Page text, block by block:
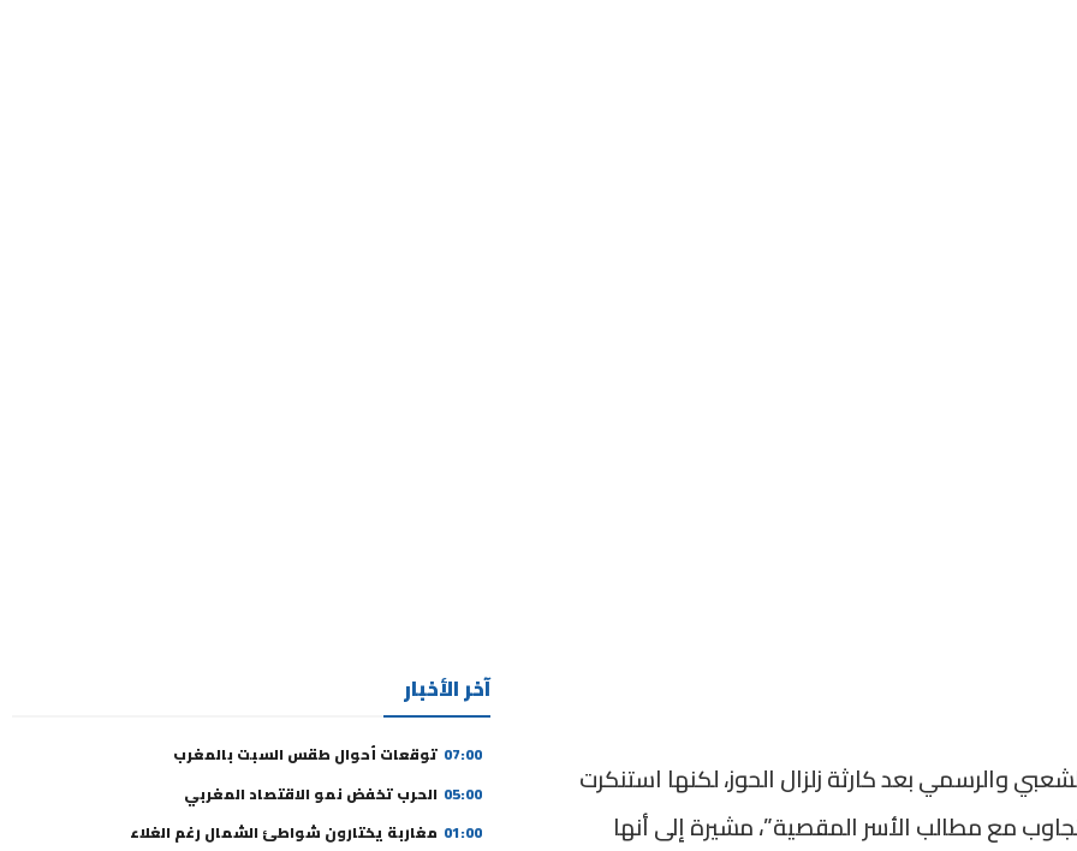
والرسمي بعد كارثة زلزال الحوز، لكنها استنكرت
مع مطالب الأسر المقصية”، مشيرة إلى أنها
آخر الأخبار
07:00 توقعات أحوال طقس السبت بالمغرب
05:00 الحرب تخفض نمو الاقتصاد المغربي
01:00 مغاربة يختارون شواطئ الشمال رغم الغلاء